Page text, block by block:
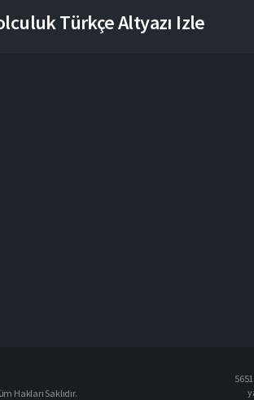
Türkçe Altyazı Izle
Hakları Saklıdır.